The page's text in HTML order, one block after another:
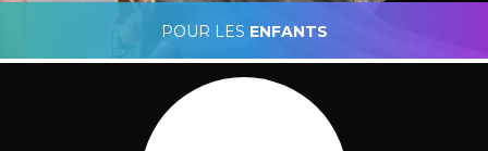
POUR LES ENFANTS